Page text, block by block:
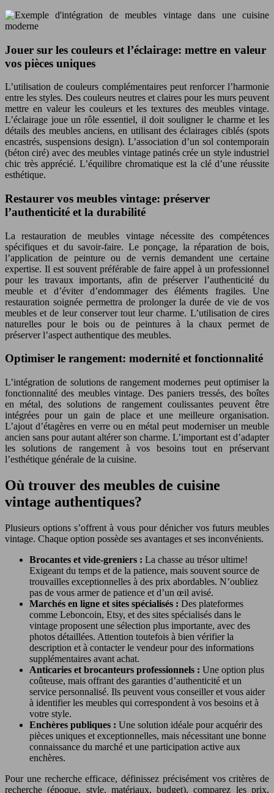
Jouer sur les couleurs et l’éclairage: mettre en valeur
vos pièces uniques
L’utilisation de couleurs complémentaires peut renforcer l’harmonie
entre les styles. Des couleurs neutres et claires pour les murs peuvent
mettre en valeur les couleurs et les textures des meubles vintage.
L’éclairage joue un rôle essentiel, il doit souligner le charme et les
détails des meubles anciens, en utilisant des éclairages ciblés (spots
encastrés, suspensions design). L’association d’un sol contemporain
(béton ciré) avec des meubles vintage patinés crée un style industriel
chic très apprécié. L’équilibre chromatique est la clé d’une réussite
esthétique.
Restaurer vos meubles vintage: préserver
l’authenticité et la durabilité
La restauration de meubles vintage nécessite des compétences
spécifiques et du savoir-faire. Le ponçage, la réparation de bois,
l’application de peinture ou de vernis demandent une certaine
expertise. Il est souvent préférable de faire appel à un professionnel
pour les travaux importants, afin de préserver l’authenticité du
meuble et d’éviter d’endommager des éléments fragiles. Une
restauration soignée permettra de prolonger la durée de vie de vos
meubles et de leur conserver tout leur charme. L’utilisation de cires
naturelles pour le bois ou de peintures à la chaux permet de
préserver l’aspect authentique des meubles.
Optimiser le rangement: modernité et fonctionnalité
L’intégration de solutions de rangement modernes peut optimiser la
fonctionnalité des meubles vintage. Des paniers tressés, des boîtes
en métal, des solutions de rangement coulissantes peuvent être
intégrées pour un gain de place et une meilleure organisation.
L’ajout d’étagères en verre ou en métal peut moderniser un meuble
ancien sans pour autant altérer son charme. L’important est d’adapter
les solutions de rangement à vos besoins tout en préservant
l’esthétique générale de la cuisine.
Où trouver des meubles de cuisine
vintage authentiques?
Plusieurs options s’offrent à vous pour dénicher vos futurs meubles
vintage. Chaque option possède ses avantages et ses inconvénients.
Brocantes et vide-greniers : La chasse au trésor ultime!
Exigeant du temps et de la patience, mais souvent source de
trouvailles exceptionnelles à des prix abordables. N’oubliez
pas de vous armer de patience et d’un œil avisé.
Marchés en ligne et sites spécialisés : Des plateformes
comme Leboncoin, Etsy, et des sites spécialisés dans le
vintage proposent une sélection plus importante, avec des
photos détaillées. Attention toutefois à bien vérifier la
description et à contacter le vendeur pour des informations
supplémentaires avant achat.
Anticaries et brocanteurs professionnels : Une option plus
coûteuse, mais offrant des garanties d’authenticité et un
service personnalisé. Ils peuvent vous conseiller et vous aider
à identifier les meubles qui correspondent à vos besoins et à
votre style.
Enchères publiques : Une solution idéale pour acquérir des
pièces uniques et exceptionnelles, mais nécessitant une bonne
connaissance du marché et une participation active aux
enchères.
Pour une recherche efficace, définissez précisément vos critères de
recherche (époque, style, matériaux, budget), comparez les prix,